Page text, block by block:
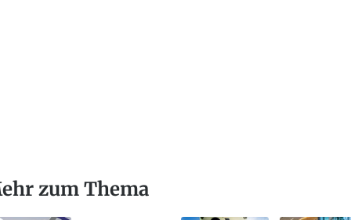
zum Thema